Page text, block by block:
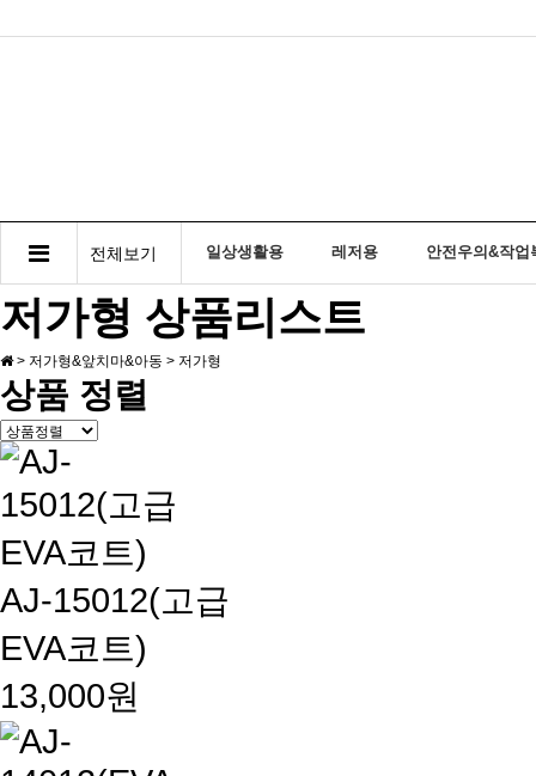
전체보기 일상생활용 레저용 안전우의&작업
저가형 상품리스트
> 저가형&앞치마&아동 > 저가형
상품 정렬
AJ-15012(고급
EVA코트)
13,000원